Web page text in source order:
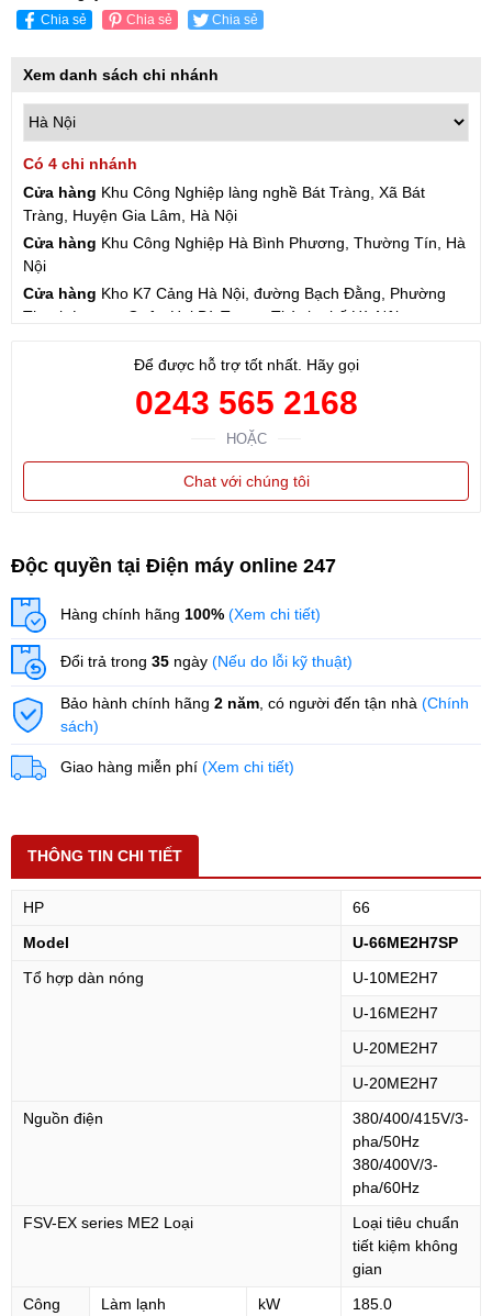
Chia sẻ Chia sẻ Chia sẻ
Xem danh sách chi nhánh
Có 4 chi nhánh
Cửa hàng Khu Công Nghiệp làng nghề Bát Tràng, Xã Bát
Tràng, Huyện Gia Lâm, Hà Nội
Cửa hàng Khu Công Nghiệp Hà Bình Phương, Thường Tín, Hà
Nội
Cửa hàng Kho K7 Cảng Hà Nội, đường Bạch Đằng, Phường
Thanh Lương, Quận Hai Bà Trưng, Thành phố Hà Nội
Để được hỗ trợ tốt nhất. Hãy gọi
0243 565 2168
HOẶC
Chat với chúng tôi
Độc quyền tại Điện máy online 247
Hàng chính hãng 100% (Xem chi tiết)
Đổi trả trong 35 ngày (Nếu do lỗi kỹ thuật)
Bảo hành chính hãng 2 năm , có người đến tận nhà (Chính
sách)
Giao hàng miễn phí (Xem chi tiết)
THÔNG TIN CHI TIẾT
HP
66
Model
U-66ME2H7SP
Tổ hợp dàn nóng
U-10ME2H7
U-16ME2H7
U-20ME2H7
U-20ME2H7
Nguồn điện
380/400/415V/3-
pha/50Hz
380/400V/3-
pha/60Hz
FSV-EX series ME2 Loại
Loại tiêu chuẩn
tiết kiệm không
gian
Công
Làm lạnh kW
185.0